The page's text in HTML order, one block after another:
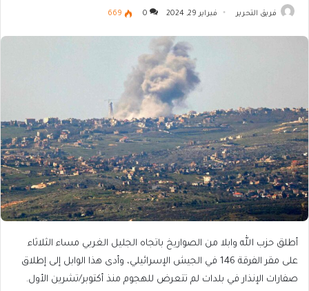
فريق التحرير فبراير 29, 2024 0
669
أطلق حزب الله وابلا من الصواريخ باتجاه الجليل الغربي مساء الثلاثاء
على مقر الفرقة 146 في الجيش الإسرائيلي، وأدى هذا الوابل إلى إطلاق
صفارات الإنذار في بلدات لم تتعرض للهجوم منذ أكتوبر/تشرين الأول.